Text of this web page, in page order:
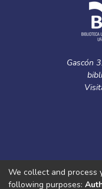
Gascón
©
We collect and process
following purposes: